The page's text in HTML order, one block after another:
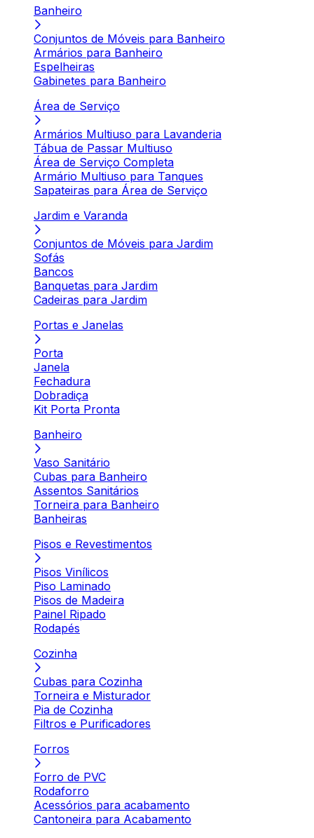
Banheiro
Conjuntos de Móveis para Banheiro
Armários para Banheiro
Espelheiras
Gabinetes para Banheiro
Área de Serviço
Armários Multiuso para Lavanderia
Tábua de Passar Multiuso
Área de Serviço Completa
Armário Multiuso para Tanques
Sapateiras para Área de Serviço
Jardim e Varanda
Conjuntos de Móveis para Jardim
Sofás
Bancos
Banquetas para Jardim
Cadeiras para Jardim
Portas e Janelas
Porta
Janela
Fechadura
Dobradiça
Kit Porta Pronta
Banheiro
Vaso Sanitário
Cubas para Banheiro
Assentos Sanitários
Torneira para Banheiro
Banheiras
Pisos e Revestimentos
Pisos Vinílicos
Piso Laminado
Pisos de Madeira
Painel Ripado
Rodapés
Cozinha
Cubas para Cozinha
Torneira e Misturador
Pia de Cozinha
Filtros e Purificadores
Forros
Forro de PVC
Rodaforro
Acessórios para acabamento
Cantoneira para Acabamento